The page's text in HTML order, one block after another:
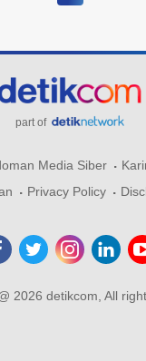
part of
Media Siber
Privacy Policy
2026 detikcom, All